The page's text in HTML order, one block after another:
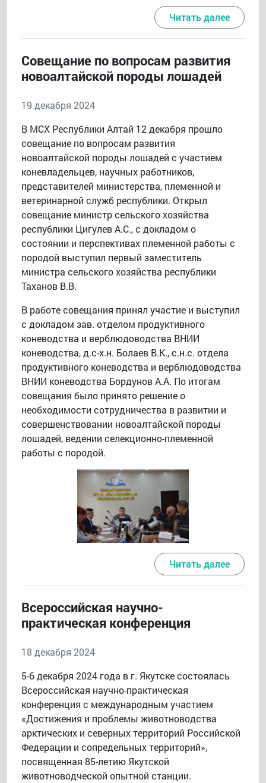
Читать далее
Совещание по вопросам развития
новоалтайской породы лошадей
19 декабря 2024
В МСХ Республики Алтай 12 декабря прошло
совещание по вопросам развития
новоалтайской породы лошадей с участием
коневладельцев, научных работников,
представителей министерства, племенной и
ветеринарной служб республики. Открыл
совещание министр сельского хозяйства
республики Цигулев А.С., с докладом о
состоянии и перспективах племенной работы с
породой выступил первый заместитель
министра сельского хозяйства республики
Таханов В.В.
В работе совещания принял участие и выступил
с докладом зав. отделом продуктивного
коневодства и верблюдоводства ВНИИ
коневодства, д.с-х.н. Болаев В.К., с.н.с. отдела
продуктивного коневодства и верблюдоводства
ВНИИ коневодства Бордунов А.А. По итогам
совещания было принято решение о
необходимости сотрудничества в развитии и
совершенствовании новоалтайской породы
лошадей, ведении селекционно-племенной
работы с породой.
Читать далее
Всероссийская научно-
практическая конференция
18 декабря 2024
5-6 декабря 2024 года в г. Якутске состоялась
Всероссийская научно-практическая
конференция с международным участием
«Достижения и проблемы животноводства
арктических и северных территорий Российской
Федерации и сопредельных территорий»,
посвященная 85-летию Якутской
животноводческой опытной станции.